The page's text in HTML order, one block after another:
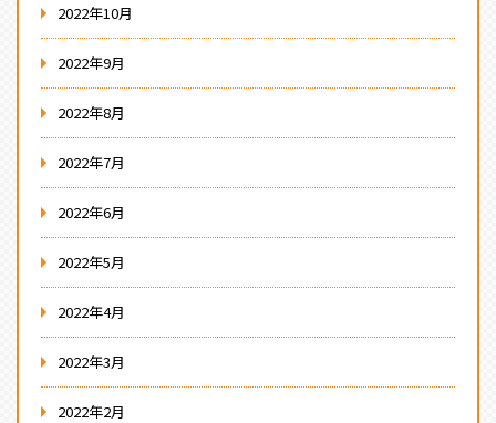
2022年10月
2022年9月
2022年8月
2022年7月
2022年6月
2022年5月
2022年4月
2022年3月
2022年2月